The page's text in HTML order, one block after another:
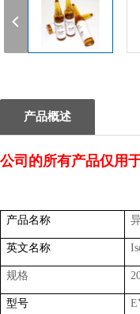
产品概述
公司的所有产品仅用
产品名称
英文名称
规格
型号